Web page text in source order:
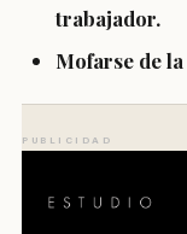
trabajador.
Mofarse de
PUBLICIDAD